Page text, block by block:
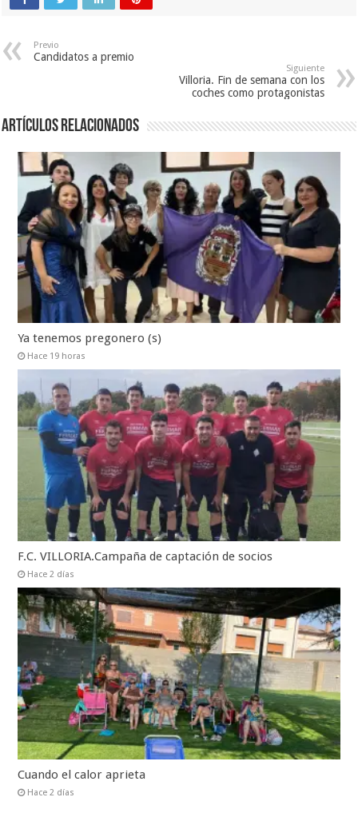
Previo
Candidatos a premio
Siguiente
Villoria. Fin de semana con los
coches como protagonistas
Artículos relacionados
Ya tenemos pregonero (s)
Hace 19 horas
F.C. VILLORIA.Campaña de captación de socios
Hace 2 días
Cuando el calor aprieta
Hace 2 días